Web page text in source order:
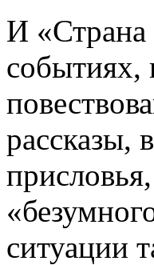
И «Страна
событиях,
рассказы,
ситуации